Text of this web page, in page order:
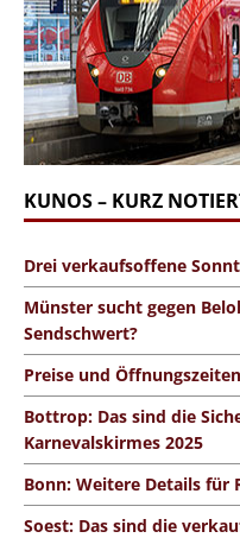
KUNOS – KURZ
Drei verkaufsoffene
Münster sucht gegen
Sendschwert?
Preise und
Bottrop: Das sind die
Karnevalskirmes 2025
Bonn: Weitere Details für
Soest: Das sind die